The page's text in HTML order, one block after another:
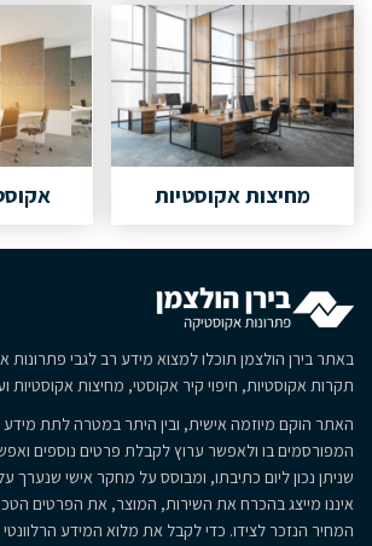
מחיצות אקוסטיות
באתר בירן הולצמן תוכלו למצוא מידע רב לגבי פתרונות
תקרות אקוסטיות, חיפוי קיר אקוסטי, מחיצות אקוסטיות
האתר הוקם מיוזמה אישית, ובין היתר במטרה לתת
המפורסמים בו ולאפשר ערוץ לקבלת פרטים נוספים
שניתן נכון ליום כתיבתו, ומבוסס על מחקר אישי שנערך
איננו מייצג בהכרח את השירות, המוצר, את הפרטים
המחיר הנזכר לצידו. כדי לקבל את מלוא המידע